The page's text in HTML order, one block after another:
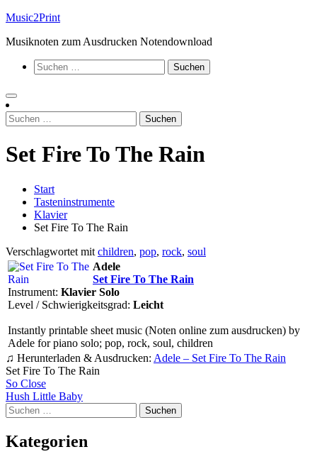
Zum
springen
Music2Print
Musiknoten zum Ausdrucken Notendownload
Suchen
nach:
Suchen
nach:
Set Fire To The Rain
Start
Tasteninstrumente
Klavier
Set Fire To The Rain
Verschlagwortet mit children, pop, rock, soul
Adele
Set Fire To The Rain
Instrument: Klavier Solo
Level / Schwierigkeitsgrad: Leicht
Instantly printable sheet music (Noten online zum ausdrucken) by
Adele for piano solo; pop, rock, soul, children
♫ Herunterladen & Ausdrucken: Adele – Set Fire To The Rain
Set Fire To The Rain
Beitragsnavigation
So Close
Hush Little Baby
Suchen
nach:
Kategorien